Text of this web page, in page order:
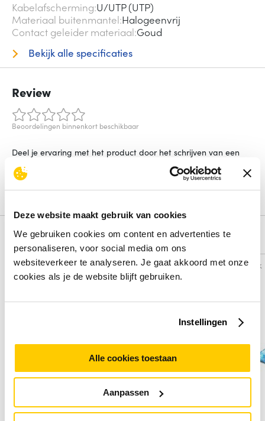
Deze website maakt gebruik van cookies
We gebruiken cookies om content en advertenties te
personaliseren, voor social media om ons
websiteverkeer te analyseren. Je gaat akkoord met onze
cookies als je de website blijft gebruiken.
Instellingen
Alle cookies toestaan
Aanpassen
Kabelafscherming U/UTP (UTP)
Materiaal buitenmantel Halogeenvrij
Contact geleider materiaal Goud
Bekijk alle specificaties
Review
Beoordelingen binnenkort beschikbaar
Deel je ervaring met het product door het schrijven van een
Schrijf een review
Alternatieven
Vergelijk Vergelijk